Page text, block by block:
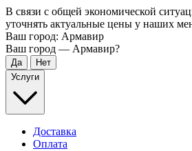
В связи с общей экономической
уточнять актуальные цены у наших
Ваш город: Армавир
Ваш город — Армавир?
Услуги
Доставка
Оплата